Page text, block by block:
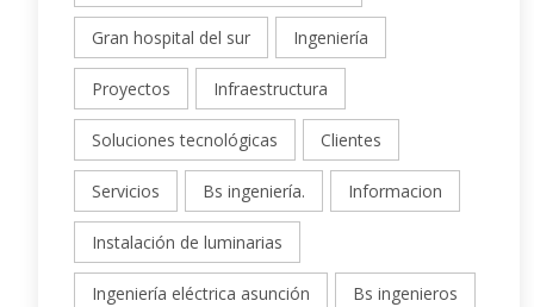
Gran hospital del sur Ingeniería
Proyectos Infraestructura
Soluciones tecnológicas Clientes
Servicios Bs ingeniería. Informacion
Instalación de luminarias
Ingeniería eléctrica asunción Bs ingenieros